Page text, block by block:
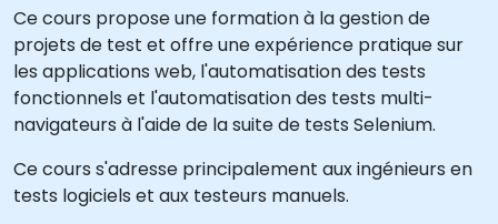
Ce cours propose une formation à la gestion de
projets de test et offre une expérience pratique sur
les applications web, l'automatisation des tests
fonctionnels et l'automatisation des tests multi-
navigateurs à l'aide de la suite de tests Selenium.
Ce cours s'adresse principalement aux ingénieurs en
tests logiciels et aux testeurs manuels.